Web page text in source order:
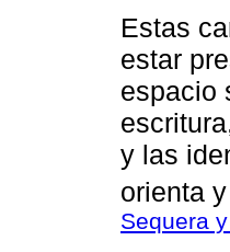
Estas
estar
espacio
y las
orienta
Sequera